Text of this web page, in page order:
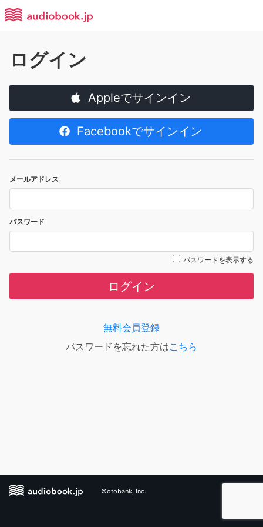
ログイン
Appleでサインイン
Facebookでサインイン
メールアドレス
パスワード
パスワードを表示する
ログイン
無料会員登録
パスワードを忘れた方はこちら
©otobank, Inc.